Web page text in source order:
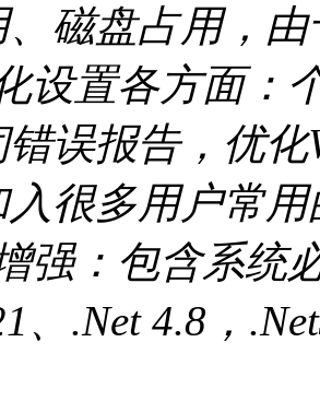
磁盘占用，
设置各方面：
误报告，优
入很多用户常
强：包含系统
、.Net 4.8，